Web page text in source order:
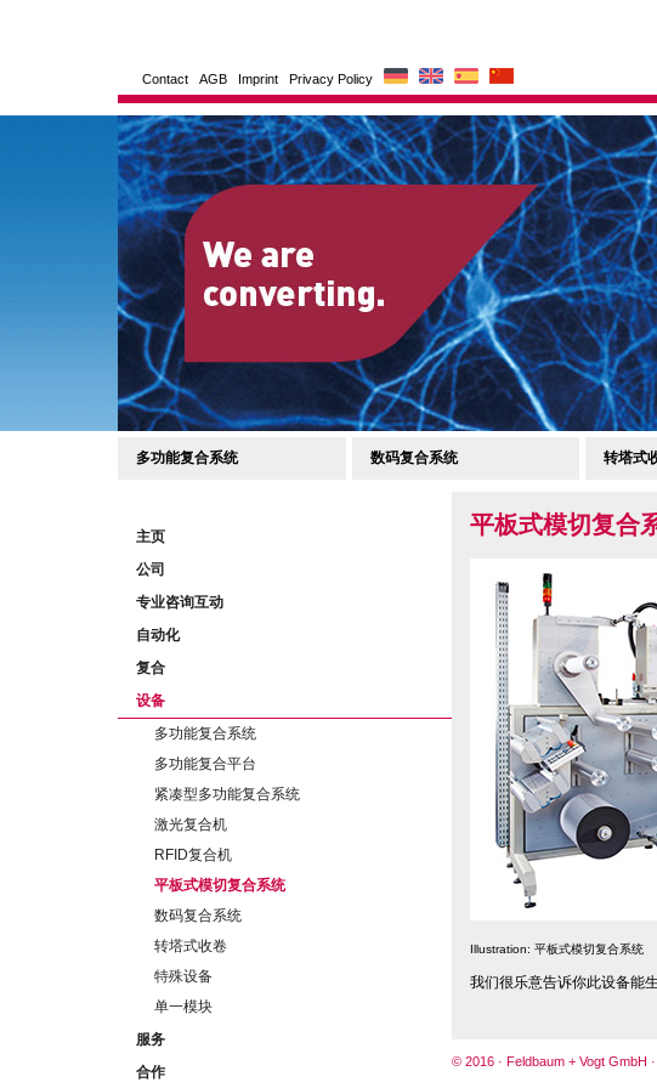
Contact AGB Imprint Privacy Policy
多功能复合系统 数码复合系统 转塔式
主页
公司
专业咨询互动
自动化
复合
设备
多功能复合系统
多功能复合平台
紧凑型多功能复合系统
激光复合机
RFID复合机
平板式模切复合系统
数码复合系统
转塔式收卷
特殊设备
单一模块
服务
合作
平板式模切复合
Illustration: 平板式模切复合系统
我们很乐意告诉你此设备能
© 2016 · Feldbaum + Vogt GmbH